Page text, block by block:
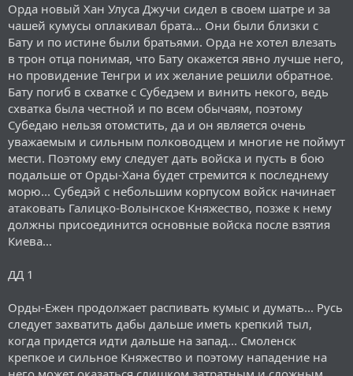
Орда новый Хан Улуса Джучи сидел в своем шатре и за
чашей кумусы оплакивал брата... Они были близки с
Бату и по истине были братьями. Орда не хотел влезать
в трон отца понимая, что Бату окажется явно лучше него,
но провидение Тенгри и их желание решили обратное.
Бату погиб в схватке с Субедэем и винить некого, ведь
схватка была честной и по всем обычаям, поэтому
Субедаю нельзя отомстить, да и он является очень
уважаемым и сильным полководцем и многие не поймут
мести. Поэтому ему следует дать войска и пусть в бою
подальше от Орды-Хана будет стремится к последнему
морю... Субедэй с небольшим корпусом войск начинает
атаковать Галицко-Волынское Княжество, позже к нему
должны присоединится основные войска после взятия
Киева...
ДД 1
Орды-Ежен продолжает распивать кумыс и думать... Русь
следует захватить дабы дальше иметь крепкий тыл,
когда придется идти дальше на запад... Смоленск
крепкое и сильное Княжество и поэтому нападение на